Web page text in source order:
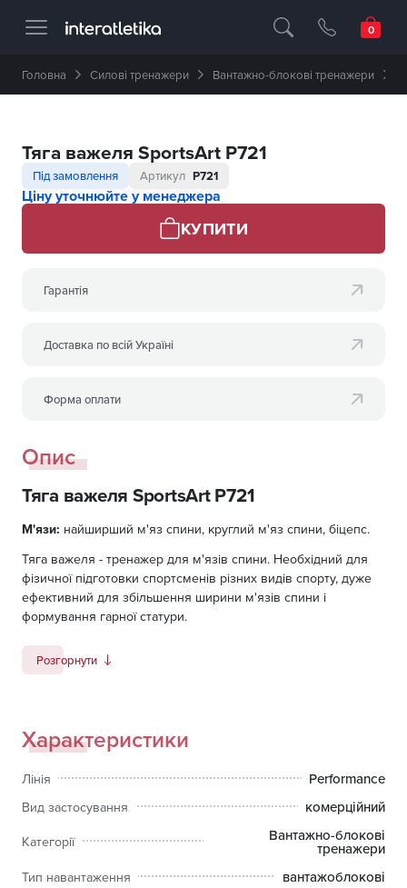
Професійне спортивне обладнання
Головна Силові тренажери Вантажно-блокові тренажери
Тяга важеля SportsArt P721
Під замовлення Артикул P721
Ціну уточнюйте у менеджера
КУПИТИ
Гарантія
Доставка по всій Україні
Форма оплати
Опис
Тяга важеля SportsArt P721
М'язи: найширший м'яз спини, круглий м'яз спини, біцепс.
Тяга важеля - тренажер для м'язів спини. Необхідний для
фізичної підготовки спортсменів різних видів спорту, дуже
ефективний для збільшення ширини м'язів спини і
формування гарної статури.
ізоляції найширших, трапецієподібних і випрямляючих
Регулювання висоти сидіння і опорної спинки дає
правильного та комфортного тренування.
пінополіуретан, стійкий до усадки, не піддається
деформації;
покриття: порошкова емаль (електростатичне напилення).
Розгорнути
Характеристики
Лінія Performance
Вид застосування комерційний
Категорії Вантажно-блокові
тренажери
Тип навантаження вантажоблокові